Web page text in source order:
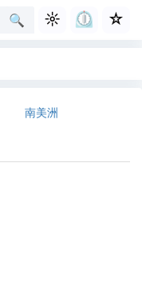
🔍︎ ☼ ⏲︎ ☆
南美洲